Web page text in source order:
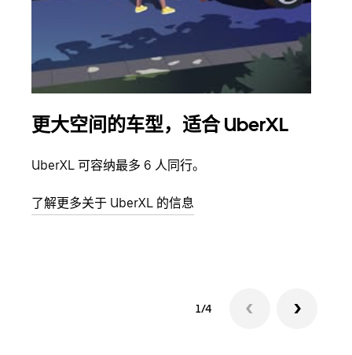
更大空间的车型，适合 UberXL
UberXL 可容纳最多 6 人同行。
了解更多关于 UberXL 的信息
1/4